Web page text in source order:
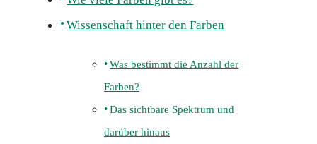
Wissenschaft hinter den Farben
Was bestimmt die Anzahl der
Farben?
Das sichtbare Spektrum und
darüber hinaus